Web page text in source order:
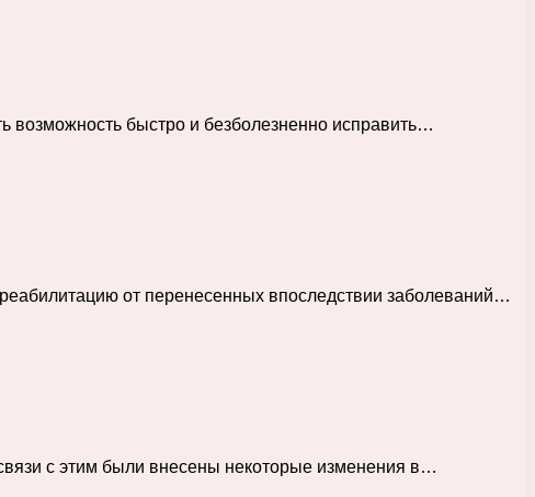
возможность быстро и безболезненно исправить…
от перенесенных впоследствии заболеваний…
с этим были внесены некоторые изменения в…